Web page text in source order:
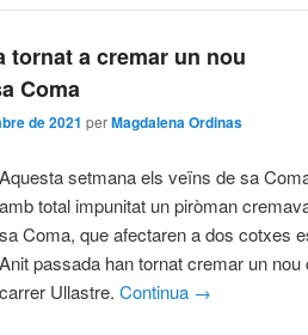
tornat a cremar un nou
Coma
de 2021 perMagdalena Ordinas
Aquesta setmana els veïns de sa
amb total impunitat un piròman
sa Coma, que afectaren a dos cotxes
Anit passada han tornat cremar un nou
carrer Ullastre.Continua →